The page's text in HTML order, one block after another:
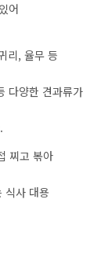
어
리, 율무 등
다양한 견과류가
찌고 볶아
식사 대용